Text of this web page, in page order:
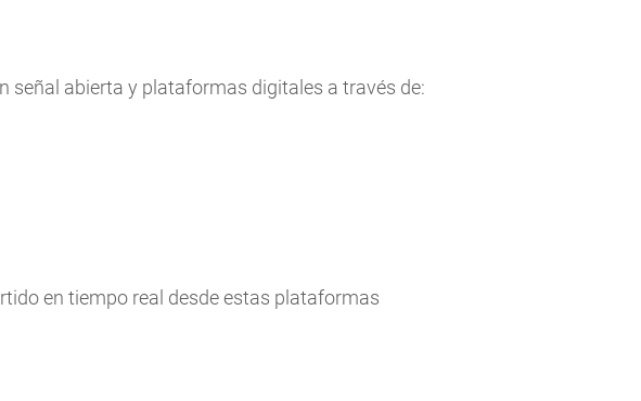
señal abierta y plataformas digitales a través de:
en tiempo real desde estas plataformas